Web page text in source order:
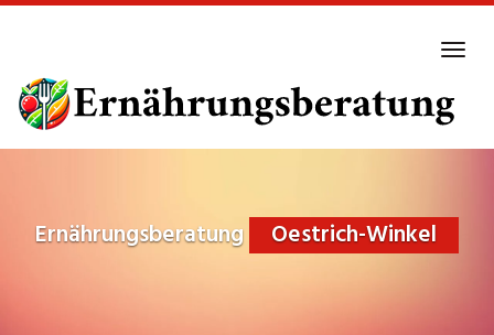
main
content
Ernährungsberatung Oestrich-Winkel